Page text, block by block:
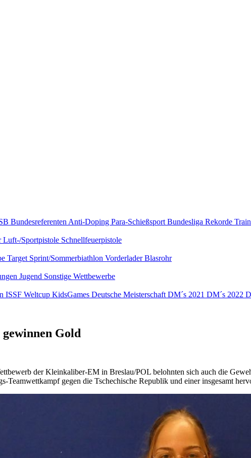
Bundesreferenten Anti-Doping Para-Schießsport Bundesliga Rekorde
Luft-/Sportpistole Schnellfeuerpistole
Target Sprint/Sommerbiathlon VorderladerBlasrohr
Jugend Sonstige Wettbewerbe
ISSF Weltcup KidsGames Deutsche Meisterschaft DM´s 2021 DM´s 2022
Gold
der Kleinkaliber-EM in Breslau/POL belohnten sich auch die
Teamwettkampf gegen die Tschechische Republik und einer insgesamt